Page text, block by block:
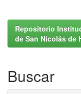
Repositorio
de San Nicolás de
Buscar